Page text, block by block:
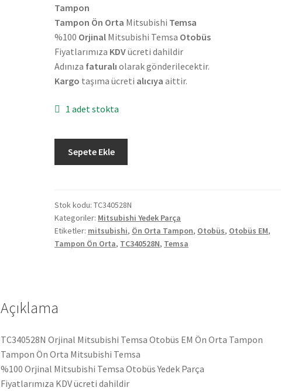
Tampon
Tampon Ön Orta Mitsubishi Temsa
%100 Orjinal Mitsubishi Temsa Otobüs
Fiyatlarımıza KDVücreti dahildir
Adınıza faturalı olarak gönderilecektir.
Kargo taşıma ücreti alıcıya aittir.
1 adet stokta
Mitsubishi
EM
Ön
Orta
Tampon
Sepete Ekle
Stok kodu:TC340528N
Kategoriler: Mitsubishi Yedek Parça
Etiketler: mitsubishi, Ön Orta Tampon, Otobüs, Otobüs EM,
Tampon Ön Orta, TC340528N, Temsa
Açıklama
TC340528N Orjinal Mitsubishi Temsa Otobüs EM Ön Orta Tampon
Tampon Ön Orta Mitsubishi Temsa
%100 Orjinal Mitsubishi Temsa Otobüs Yedek Parça
Fiyatlarımıza KDV ücreti dahildir